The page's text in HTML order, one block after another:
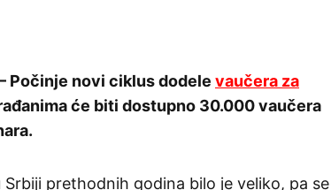
Počinje novi ciklus dodele vaučera za
će biti dostupno 30.000 vaučera
prethodnih godina bilo je veliko, pa se